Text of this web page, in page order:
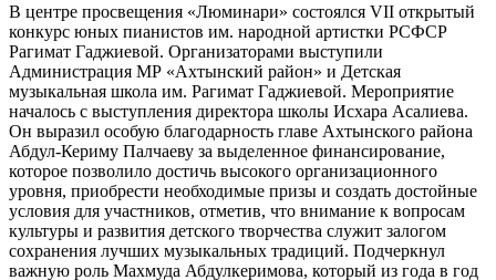
В центре просвещения «Люминари» состоялся VII открытый
конкурс юных пианистов им. народной артистки РСФСР
Рагимат Гаджиевой. Организаторами выступили
Администрация МР «Ахтынский район» и Детская
музыкальная школа им. Рагимат Гаджиевой. Мероприятие
началось с выступления директора школы Исхара Асалиева.
Он выразил особую благодарность главе Ахтынского района
Абдул-Кериму Палчаеву за выделенное финансирование,
которое позволило достичь высокого организационного
уровня, приобрести необходимые призы и создать достойные
условия для участников, отметив, что внимание к вопросам
культуры и развития детского творчества служит залогом
сохранения лучших музыкальных традиций. Подчеркнул
важную роль Махмуда Абдулкеримова, который из года в год